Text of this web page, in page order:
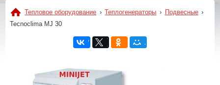
Тепловое оборудование › Теплогенераторы › Подвесные ›
Tecnoclima MJ 30